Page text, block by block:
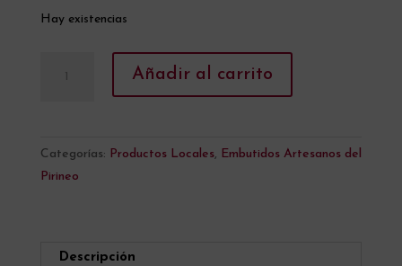
Hay existencias
Pack
Especial
Añadir al carrito
r
Categorías: Productos Locales, Embutidos Artesanos del
Pirineo
Descripción